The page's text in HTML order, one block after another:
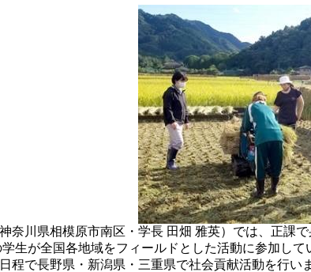
奈川県相模原市南区・学長 田畑 雅英）では、正課
生が全国各地域をフィールドとした活動に参加して
程で長野県・新潟県・三重県で社会貢献活動を行い